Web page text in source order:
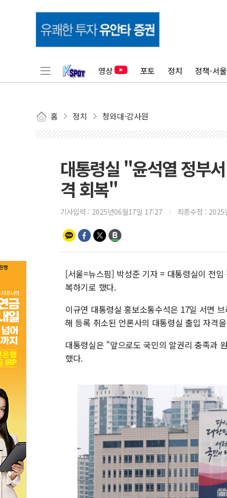
영상 포토 정치 정책·서울
홈 정치 청와대·감사원
대통령실 "윤석열 정부
격 회복"
기사입력 : 2025년06월17일 17:27 최종수정 : 2025
[서울=뉴스핌] 박성준 기자 = 대통령실이 전
복하기로 했다.
이규연 대통령실 홍보소통수석은 17일 서면
해 등록 취소된 언론사의 대통령실 출입 자격
대통령실은 "앞으로도 국민의 알권리 충족과
했다.